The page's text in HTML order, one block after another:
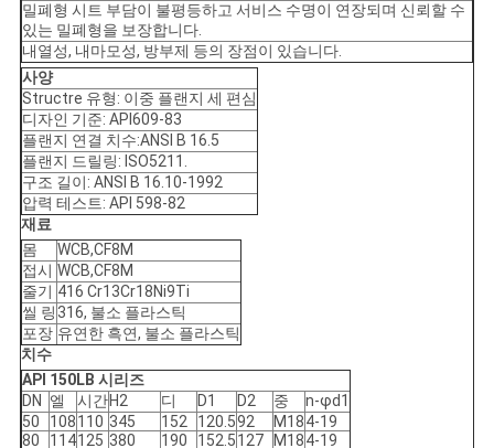
밀폐형 시트 부담이 불평등하고 서비스 수명이 연장되며 신뢰할 수
있는 밀폐형을 보장합니다.
내열성, 내마모성, 방부제 등의 장점이 있습니다.
사양
Structre 유형: 이중 플랜지 세 편심
디자인 기준: API609-83
플랜지 연결 치수:ANSI B 16.5
플랜지 드릴링: ISO5211.
구조 길이: ANSI B 16.10-1992
압력 테스트: API 598-82
재료
몸
WCB,CF8M
접시 WCB,CF8M
줄기 416 Cr13Cr18Ni9Ti
씰 링 316, 불소 플라스틱
포장 유연한 흑연, 불소 플라스틱
치수
API 150LB 시리즈
DN
엘 시간H2 디 D1 D2 중
n-φd1
50
108110 345 152 120.592 M184-19
80
114125 380 190 152.5127 M184-19